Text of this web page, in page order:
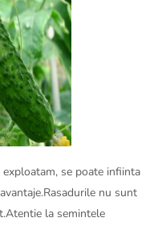
se poate infiinta
nu sunt
la semintele